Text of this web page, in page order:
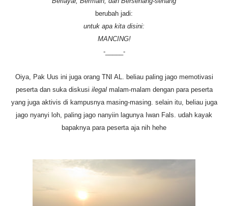
berubah jadi:
untuk apa kita disini:
MANCING!
-_____-
Oiya, Pak Uus ini juga orang TNI AL. beliau paling jago memotivasi
peserta dan suka diskusi ilegalmalam-malam dengan para peserta
yang juga aktivis di kampusnya masing-masing. selain itu, beliau juga
jago nyanyi loh, paling jago nanyiin lagunya Iwan Fals. udah kayak
bapaknya para peserta aja nih hehe